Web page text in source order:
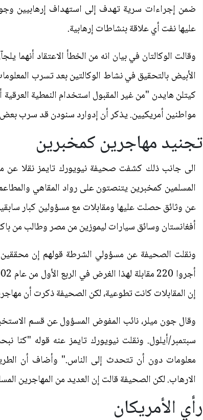
ضمن إجراءات سرية تهدف إلى استهداف إرهابيين
عليها نفت أي علاقة بنشاطات إرهابية.
وقالت الوكالتان في بيان انه من الخطأ الاعتقاد
الأبيض بالتحقيق في نشاط الوكالتين بعد تسرب
كيتلن هايدن "من غير المقبول استخدام النمطية
مواطنين أمريكيين. يذكر أن إدوارد سنودن قد سرب بعض
تجنيد مهاجرين كمخبرين
الى جانب ذلك كشفت صحيفة نيويورك تايمز نقلا عن
عن وثائق حصلت عليها ومقابلات مع مسؤولين كبار
أفغانستان وسائق سيارات ليموزين من مصر وطالب من
ونقلت الصحيفة عن مسؤولي الشرطة قولهم إن
إن المقابلات كانت تطوعية، لكن الصحيفة ذكرت أن
وقال جون ميلر، نائب المفوض المسؤول عن قسم
سبتمبر/أيلول. ونقلت نيويورك تايمز عنه قوله
معلومات دون أن تتحدث إلى الناس." وأضاف أن
الارهاب. لكن الصحيفة قالت إن العديد من المهاجرين
رأي الأمريكان